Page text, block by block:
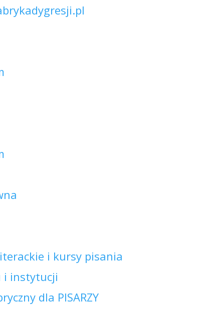
i kursy pisania
i instytucji
dla PISARZY